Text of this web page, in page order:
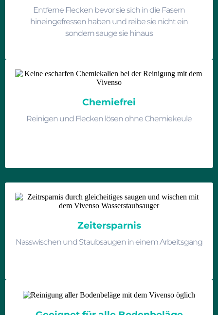
Entferne Flecken bevor sie sich in die Fasern
hineingefressen haben und reibe sie nicht ein
sondern sauge sie hinaus
Chemiefrei
Reinigen und Flecken lösen ohne Chemiekeule
Zeitersparnis
Nasswischen und Staubsaugen in einem Arbeitsgang